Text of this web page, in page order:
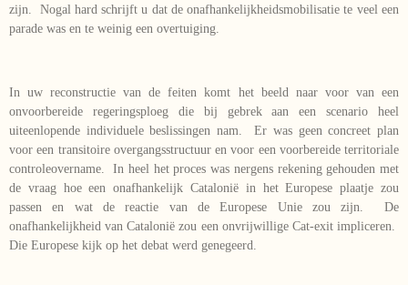
zijn. Nogal hard schrijft u dat de onafhankelijkheidsmobilisatie te veel een
parade was en te weinig een overtuiging.
In uw reconstructie van de feiten komt het beeld naar voor van een
onvoorbereide regeringsploeg die bij gebrek aan een scenario heel
uiteenlopende individuele beslissingen nam. Er was geen concreet plan
voor een transitoire overgangsstructuur en voor een voorbereide territoriale
controleovername. In heel het proces was nergens rekening gehouden met
de vraag hoe een onafhankelijk Catalonië in het Europese plaatje zou
passen en wat de reactie van de Europese Unie zou zijn. De
onafhankelijkheid van Catalonië zou een onvrijwillige Cat-exit impliceren.
Die Europese kijk op het debat werd genegeerd.